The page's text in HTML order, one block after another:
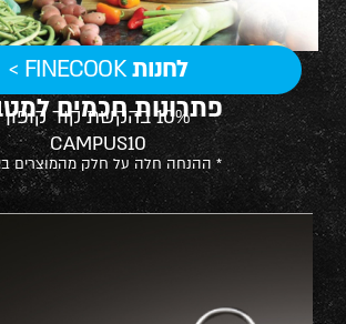
לחנותFINECOOK >
פתרונות חכמים למטבח
10% בהקשת קוד קופון
CAMPUS10
* ההנחה חלה על חלק מהמוצרים באתר